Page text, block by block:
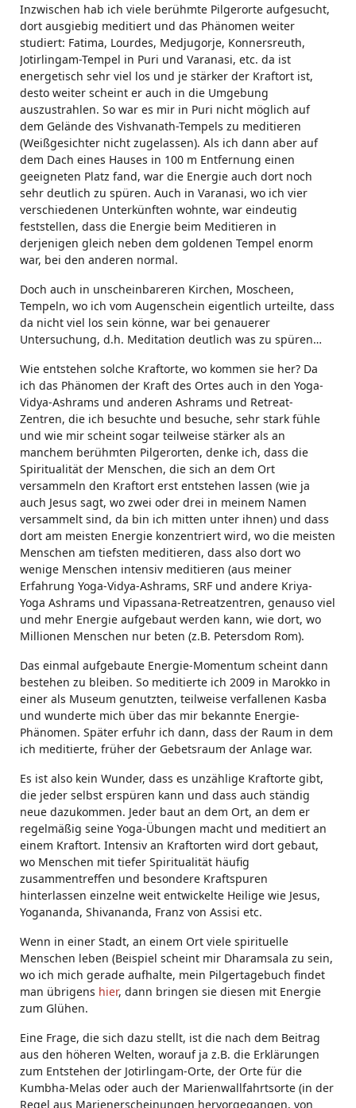
Inzwischen hab ich viele berühmte Pilgerorte aufgesucht,
dort ausgiebig meditiert und das Phänomen weiter
studiert: Fatima, Lourdes, Medjugorje, Konnersreuth,
Jotirlingam-Tempel in Puri und Varanasi, etc. da ist
energetisch sehr viel los und je stärker der Kraftort ist,
desto weiter scheint er auch in die Umgebung
auszustrahlen. So war es mir in Puri nicht möglich auf
dem Gelände des Vishvanath-Tempels zu meditieren
(Weißgesichter nicht zugelassen). Als ich dann aber auf
dem Dach eines Hauses in 100 m Entfernung einen
geeigneten Platz fand, war die Energie auch dort noch
sehr deutlich zu spüren. Auch in Varanasi, wo ich vier
verschiedenen Unterkünften wohnte, war eindeutig
feststellen, dass die Energie beim Meditieren in
derjenigen gleich neben dem goldenen Tempel enorm
war, bei den anderen normal.
Doch auch in unscheinbareren Kirchen, Moscheen,
Tempeln, wo ich vom Augenschein eigentlich urteilte, dass
da nicht viel los sein könne, war bei genauerer
Untersuchung, d.h. Meditation deutlich was zu spüren…
Wie entstehen solche Kraftorte, wo kommen sie her? Da
ich das Phänomen der Kraft des Ortes auch in den Yoga-
Vidya-Ashrams und anderen Ashrams und Retreat-
Zentren, die ich besuchte und besuche, sehr stark fühle
und wie mir scheint sogar teilweise stärker als an
manchem berühmten Pilgerorten, denke ich, dass die
Spiritualität der Menschen, die sich an dem Ort
versammeln den Kraftort erst entstehen lassen (wie ja
auch Jesus sagt, wo zwei oder drei in meinem Namen
versammelt sind, da bin ich mitten unter ihnen) und dass
dort am meisten Energie konzentriert wird, wo die meisten
Menschen am tiefsten meditieren, dass also dort wo
wenige Menschen intensiv meditieren (aus meiner
Erfahrung Yoga-Vidya-Ashrams, SRF und andere Kriya-
Yoga Ashrams und Vipassana-Retreatzentren, genauso viel
und mehr Energie aufgebaut werden kann, wie dort, wo
Millionen Menschen nur beten (z.B. Petersdom Rom).
Das einmal aufgebaute Energie-Momentum scheint dann
bestehen zu bleiben. So meditierte ich 2009 in Marokko in
einer als Museum genutzten, teilweise verfallenen Kasba
und wunderte mich über das mir bekannte Energie-
Phänomen. Später erfuhr ich dann, dass der Raum in dem
ich meditierte, früher der Gebetsraum der Anlage war.
Es ist also kein Wunder, dass es unzählige Kraftorte gibt,
die jeder selbst erspüren kann und dass auch ständig
neue dazukommen. Jeder baut an dem Ort, an dem er
regelmäßig seine Yoga-Übungen macht und meditiert an
einem Kraftort. Intensiv an Kraftorten wird dort gebaut,
wo Menschen mit tiefer Spiritualität häufig
zusammentreffen und besondere Kraftspuren
hinterlassen einzelne weit entwickelte Heilige wie Jesus,
Yogananda, Shivananda, Franz von Assisi etc.
Wenn in einer Stadt, an einem Ort viele spirituelle
Menschen leben (Beispiel scheint mir Dharamsala zu sein,
wo ich mich gerade aufhalte, mein Pilgertagebuch findet
man übrigens hier, dann bringen sie diesen mit Energie
zum Glühen.
Eine Frage, die sich dazu stellt, ist die nach dem Beitrag
aus den höheren Welten, worauf ja z.B. die Erklärungen
zum Entstehen der Jotirlingam-Orte, der Orte für die
Kumbha-Melas oder auch der Marienwallfahrtsorte (in der
Regel aus Marienerscheinungen hervorgegangen, von